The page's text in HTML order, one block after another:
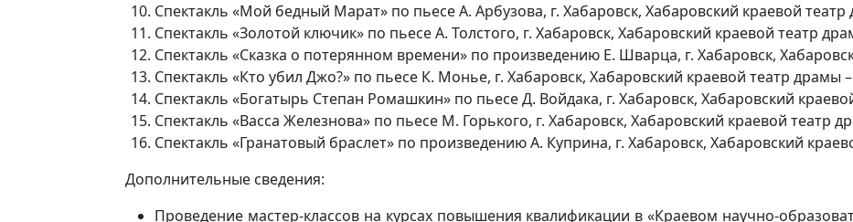
Спектакль «Мой бедный Марат» по пьесе А. Арбузова, г. Хабаровск, Хабаровский краевой театр
Спектакль «Золотой ключик» по пьесе А. Толстого, г. Хабаровск, Хабаровский краевой театр
Спектакль «Сказка о потерянном времени» по произведению Е. Шварца, г. Хабаровск,
Спектакль «Кто убил Джо?» по пьесе К. Монье, г. Хабаровск, Хабаровский краевой театр драмы
Спектакль «Богатырь Степан Ромашкин» по пьесе Д. Войдака, г. Хабаровск, Хабаровский
Спектакль «Васса Железнова» по пьесе М. Горького, г. Хабаровск, Хабаровский краевой театр
Спектакль «Гранатовый браслет» по произведению А. Куприна, г. Хабаровск, Хабаровский
Дополнительные сведения:
Проведение мастер-классов на курсах повышения квалификации в «Краевом научно-